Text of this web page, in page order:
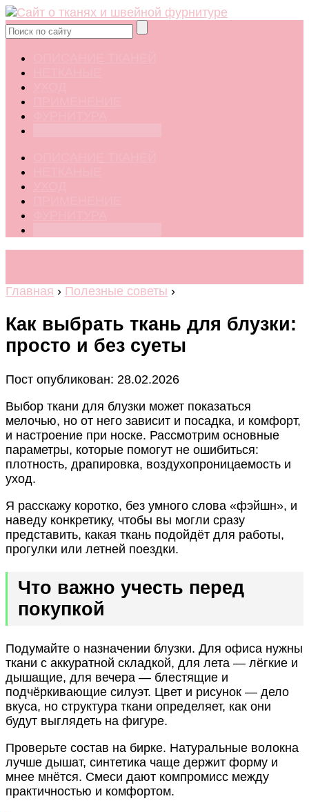
Главная › Полезные советы ›
Как выбрать ткань для блузки:
просто и без суеты
Пост опубликован: 28.02.2026
Выбор ткани для блузки может показаться
мелочью, но от него зависит и посадка, и комфорт,
и настроение при носке. Рассмотрим основные
параметры, которые помогут не ошибиться:
плотность, драпировка, воздухопроницаемость и
уход.
Я расскажу коротко, без умного слова «фэйшн», и
наведу конкретику, чтобы вы могли сразу
представить, какая ткань подойдёт для работы,
прогулки или летней поездки.
Что важно учесть перед
покупкой
Подумайте о назначении блузки. Для офиса нужны
ткани с аккуратной складкой, для лета — лёгкие и
дышащие, для вечера — блестящие и
подчёркивающие силуэт. Цвет и рисунок — дело
вкуса, но структура ткани определяет, как они
будут выглядеть на фигуре.
Проверьте состав на бирке. Натуральные волокна
лучше дышат, синтетика чаще держит форму и
мнее мнётся. Смеси дают компромисс между
практичностью и комфортом.